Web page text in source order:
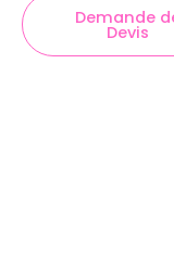
Demande
Devis